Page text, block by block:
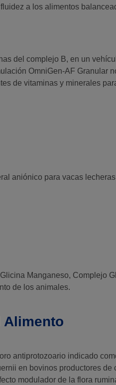
a los alimentos
del complejo B, en un
OmniGen-AF Granular
de vitaminas y minerales
aniónico para vacas
Manganeso, Complejo
de los animales.
Alimento
antiprotozoario indicado
en bovinos productores
modulador de la flora